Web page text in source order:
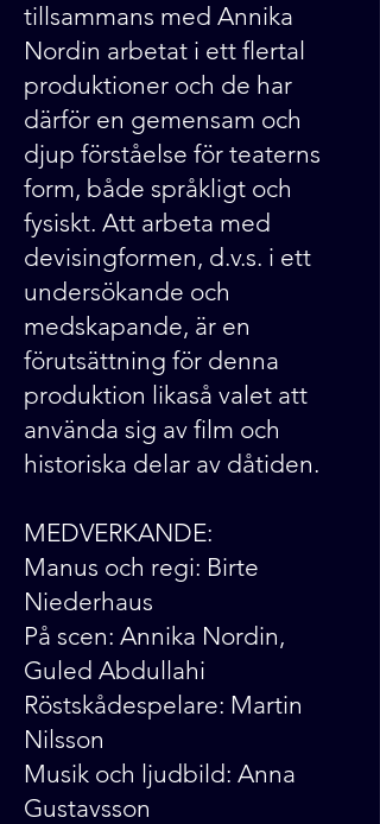
tillsammans med Annika
Nordin arbetat i ett flertal
produktioner och de har
därför en gemensam och
djup förståelse för teaterns
form, både språkligt och
fysiskt. Att arbeta med
devisingformen, d.v.s. i ett
undersökande och
medskapande, är en
förutsättning för denna
produktion likaså valet att
använda sig av film och
historiska delar av dåtiden.
MEDVERKANDE:
Manus och regi: Birte
Niederhaus
På scen: Annika Nordin,
Guled Abdullahi
Röstskådespelare: Martin
Nilsson
Musik och ljudbild: Anna
Gustavsson